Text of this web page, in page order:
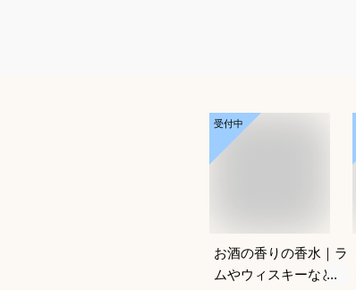
受付中
お酒の香りの香水｜ラ
ムやウィスキーなどの